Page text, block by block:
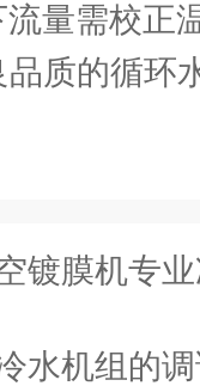
量需校正
的循环
镀膜机专
水机组的